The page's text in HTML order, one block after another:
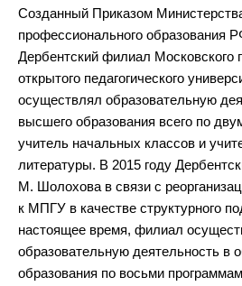
Созданный Приказом
профессионального образования
Дербентский филиал Московского
открытого педагогического
осуществлял образовательную
высшего образования всего по
учитель начальных классов и
литературы. В 2015 году
М. Шолохова в связи с
к МПГУ в качестве структурного
настоящее время, филиал
образовательную деятельность в
образования по восьми